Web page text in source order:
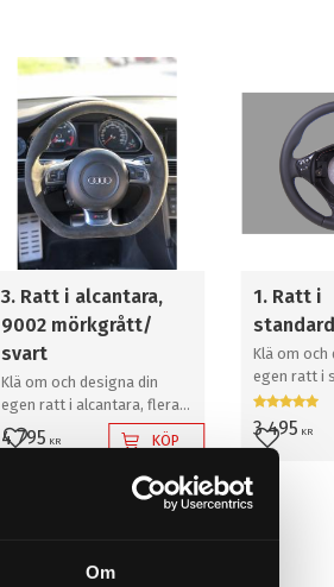
Om
3. Ratt i alcantara,
9002 mörkgrått/
svart
Klä om och designa din
egen ratt i alcantara, flera
val av färg
4 795 KR
Lägg till i favoriter
KÖP
1. Ratt i
Klä om och
egen ratt i
3 495 KR
Lägg